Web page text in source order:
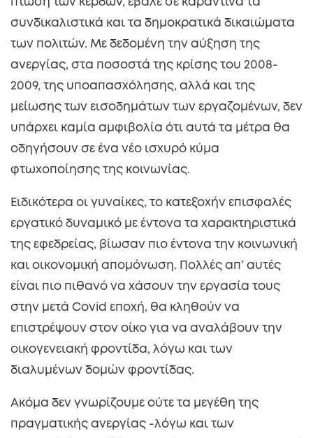
πτώση των κερδών, έβαλε σε καραντίνα τα
συνδικαλιστικά και τα δημοκρατικά δικαιώματα
των πολιτών. Με δεδομένη την αύξηση της
ανεργίας, στα ποσοστά της κρίσης του 2008-
2009, της υποαπασχόλησης, αλλά και της
μείωσης των εισοδημάτων των εργαζομένων, δεν
υπάρχει καμία αμφιβολία ότι αυτά τα μέτρα θα
οδηγήσουν σε ένα νέο ισχυρό κύμα
φτωχοποίησης της κοινωνίας.
Ειδικότερα οι γυναίκες, το κατεξοχήν επισφαλές
εργατικό δυναμικό με έντονα τα χαρακτηριστικά
της εφεδρείας, βίωσαν πιο έντονα την κοινωνική
και οικονομική απομόνωση. Πολλές απ’ αυτές
είναι πιο πιθανό να χάσουν την εργασία τους
στην μετά Covid εποχή, θα κληθούν να
επιστρέψουν στον οίκο για να αναλάβουν την
οικογενειακή φροντίδα, λόγω και των
διαλυμένων δομών φροντίδας.
Ακόμα δεν γνωρίζουμε ούτε τα μεγέθη της
πραγματικής ανεργίας -λόγω και των